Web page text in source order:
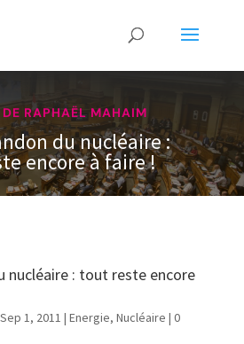
DE RAPHAËL MAHAIM
du nucléaire :
encore à faire !
nucléaire : tout reste encore
Sep 1, 2011 | Energie, Nucléaire | 0